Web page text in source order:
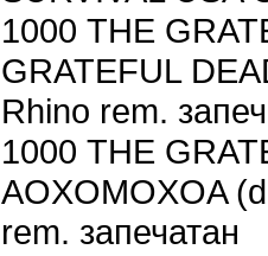
1000 THE
GRATEFUL
Rhino rem.
1000 THE
AOXOMOXOA
rem. запечатан